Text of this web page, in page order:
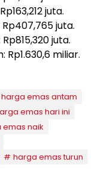
juta.
juta.
juta.
Rp1.630,6 miliar.
harga emas antam
emas hari ini
emas naik
harga emas turun